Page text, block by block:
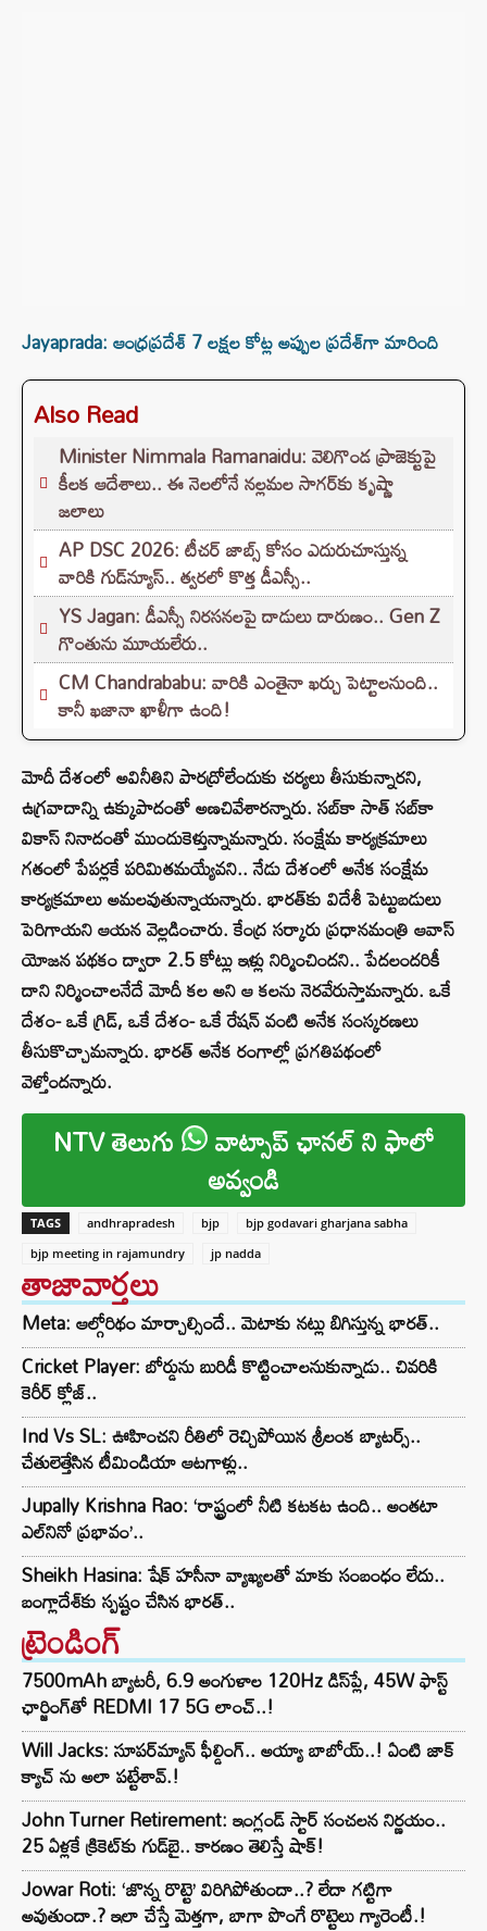
Jayaprada: ఆంధ్రప్రదేశ్ 7 లక్షల కోట్ల అప్పుల ప్రదేశ్‌గా మారింది
Also Read
Minister Nimmala Ramanaidu: వెలిగొండ ప్రాజెక్టుపై
కీలక ఆదేశాలు.. ఈ నెలలోనే నల్లమల సాగర్‌కు కృష్ణా
జలాలు
AP DSC 2026: టీచర్ జాబ్స్ కోసం ఎదురుచూస్తున్న
వారికి గుడ్‌న్యూస్.. త్వరలో కొత్త డీఎస్సీ..
YS Jagan: డీఎస్సీ నిరసనలపై దాడులు దారుణం.. Gen Z
గొంతును మూయలేరు..
CM Chandrababu: వారికి ఎంతైనా ఖర్చు పెట్టాలనుంది..
కానీ ఖజానా ఖాళీగా ఉంది!
మోదీ దేశంలో అవినీతిని పారద్రోలేందుకు చర్యలు తీసుకున్నారని,
ఉగ్రవాదాన్ని ఉక్కుపాదంతో అణచివేశారన్నారు. సబ్‌కా సాత్ సబ్‌కా
వికాస్ నినాదంతో ముందుకెళ్తున్నామన్నారు. సంక్షేమ కార్యక్రమాలు
గతంలో పేపర్లకే పరిమితమయ్యేవని.. నేడు దేశంలో అనేక సంక్షేమ
కార్యక్రమాలు అమలవుతున్నాయన్నారు. భారత్‌కు విదేశీ పెట్టుబడులు
పెరిగాయని ఆయన వెల్లడించారు. కేంద్ర సర్కారు ప్రధానమంత్రి ఆవాస్
యోజన పథకం ద్వారా 2.5 కోట్లు ఇళ్లు నిర్మించిందని.. పేదలందరికీ
దాని నిర్మించాలనేదే మోదీ కల అని ఆ కలను నెరవేరుస్తామన్నారు. ఒకే
దేశం- ఒకే గ్రిడ్, ఒకే దేశం- ఒకే రేషన్ వంటి అనేక సంస్కరణలు
తీసుకొచ్చామన్నారు. భారత్ అనేక రంగాల్లో ప్రగతిపథంలో
వెళ్తోందన్నారు.
NTV తెలుగు వాట్సాప్ ఛానల్ ని ఫాలో
అవ్వండి
TAGS andhrapradesh bjp
bjp godavari gharjana sabha
bjp meeting in rajamundry
jp nadda
తాజావార్తలు
Meta: ఆల్గోరిథం మార్చాల్సిందే.. మెటాకు నట్లు బిగిస్తున్న భారత్..
Cricket Player: బోర్డును బురిడీ కొట్టించాలనుకున్నాడు.. చివరికి
కెరీర్ క్లోజ్..
Ind Vs SL: ఊహించని రీతిలో రెచ్చిపోయిన శ్రీలంక బ్యాటర్స్..
చేతులెత్తేసిన టీమిండియా ఆటగాళ్లు..
Jupally Krishna Rao: ‘రాష్ట్రంలో నీటి కటకట ఉంది.. అంతటా
ఎల్‌నినో ప్రభావం’..
Sheikh Hasina: షేక్ హసీనా వ్యాఖ్యలతో మాకు సంబంధం లేదు..
బంగ్లాదేశ్‌కు స్పష్టం చేసిన భారత్..
ట్రెండింగ్‌
7500mAh బ్యాటరీ, 6.9 అంగుళాల 120Hz డిస్‌ప్లే, 45W ఫాస్ట్
ఛార్జింగ్‌తో REDMI 17 5G లాంచ్..!
Will Jacks: సూపర్‌మ్యాన్ ఫీల్డింగ్.. అయ్యా బాబోయ్..! ఏంటి జాక్
క్యాచ్ ను అలా పట్టేశావ్.!
John Turner Retirement: ఇంగ్లండ్ స్టార్ సంచలన నిర్ణయం..
25 ఏళ్లకే క్రికెట్‌కు గుడ్‌బై.. కారణం తెలిస్తే షాక్!
Jowar Roti: ‘జొన్న రొట్టె’ విరిగిపోతుందా..? లేదా గట్టిగా
అవుతుందా.? ఇలా చేస్తే మెత్తగా, బాగా పొంగే రొట్టెలు గ్యారెంటీ.!